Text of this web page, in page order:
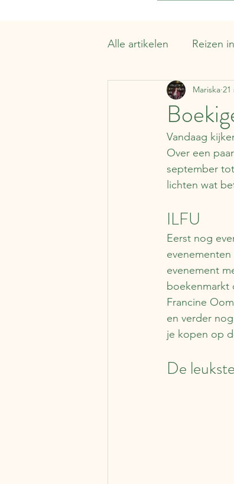
Alle artikelen Reizen
Denemarken
Koffer Columns
Nederland België
Literaire kalender
Mariska 21
Vandaag
Over een
september
lichten wat
ILFU
Eerst nog
evenement
boekenmarkt
Francine
en verder
je kopen op
De